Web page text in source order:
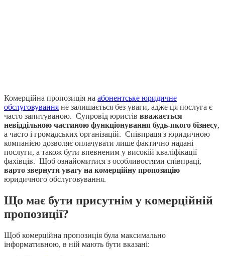
Комерційна пропозиція на абонентське юридичне
обслуговування не залишається без уваги, адже ця послуга є
часто запитуваною. Супровід юристів вважається
невіддільною частиною функціонування будь-якого бізнесу,
а часто і громадських організацій. Співпраця з юридичною
компанією дозволяє оплачувати лише фактично надані
послуги, а також бути впевненим у високій кваліфікації
фахівців. Щоб ознайомитися з особливостями співпраці,
варто звернути увагу на комерційну пропозицію
юридичного обслуговування.
Що має бути присутнім у комерційній
пропозиції?
Щоб комерційна пропозиція була максимально
інформативною, в ній мають бути вказані: